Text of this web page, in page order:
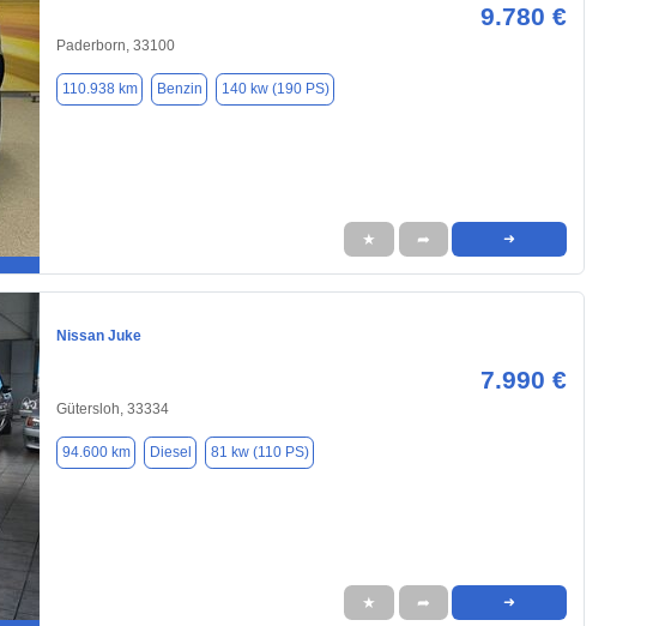
9.780 €
Paderborn, 33100
110.938 km Benzin 140 kw (190 PS)
★ ➦ ➜
Nissan Juke
7.990 €
Gütersloh, 33334
94.600 km Diesel 81 kw (110 PS)
★ ➦ ➜